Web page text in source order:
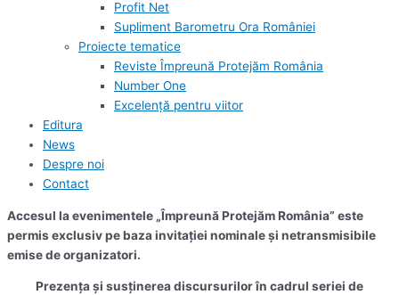
Profit Net
Supliment Barometru Ora României
Proiecte tematice
Reviste Împreună Protejăm România
Number One
Excelență pentru viitor
Editura
News
Despre noi
Contact
Accesul la evenimentele „Împreună Protejăm România” este
permis exclusiv pe baza invitației nominale și netransmisibile
emise de organizatori.
Prezența și susținerea discursurilor în cadrul seriei de